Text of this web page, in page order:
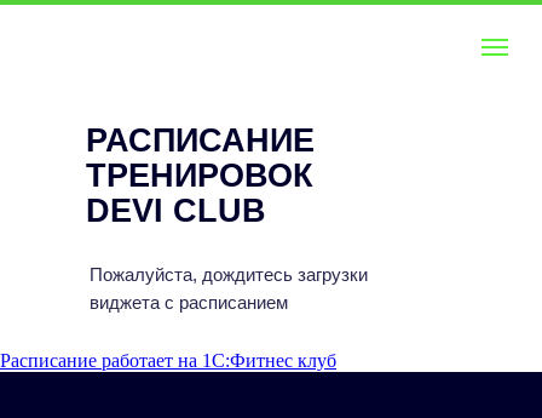
РАСПИСАНИЕ
ТРЕНИРОВОК
DEVI CLUB
Пожалуйста, дождитесь загрузки
виджета с расписанием
Расписание работает на 1С:Фитнес клуб